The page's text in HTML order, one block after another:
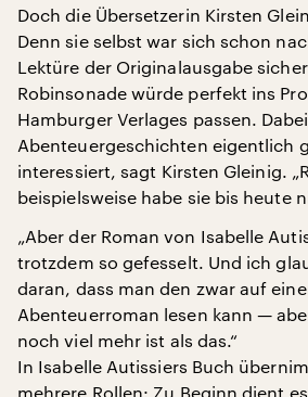
Doch die Übersetzerin Kirsten
Denn sie selbst war sich schon
Lektüre der Originalausgabe
Robinsonade würde perfekt ins
Hamburger Verlages passen.
Abenteuergeschichten eigentlich
interessiert, sagt Kirsten Gleinig.
beispielsweise habe sie bis heute
„Aber der Roman von Isabelle
trotzdem so gefesselt. Und ich
daran, dass man den zwar auf
Abenteuerroman lesen kann —
noch viel mehr ist als das.“
In Isabelle Autissiers Buch
mehrere Rollen: Zu Beginn dient